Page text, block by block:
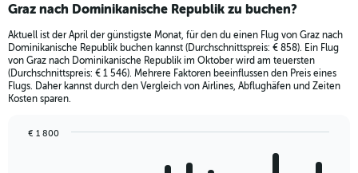
Graz nach Dominikanische Republik zu buchen?
Aktuell ist der April der günstigste Monat, für den du einen Flug von Graz nach
Dominikanische Republik buchen kannst (Durchschnittspreis: € 858). Ein Flug
von Graz nach Dominikanische Republik im Oktober wird am teuersten
(Durchschnittspreis: € 1 546). Mehrere Faktoren beeinflussen den Preis eines
Flugs. Daher kannst durch den Vergleich von Airlines, Abflughäfen und Zeiten
Kosten sparen.
€ 1 800